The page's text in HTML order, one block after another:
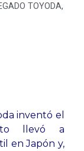
TOYODA,
inventó el
llevó a
enJapón y,